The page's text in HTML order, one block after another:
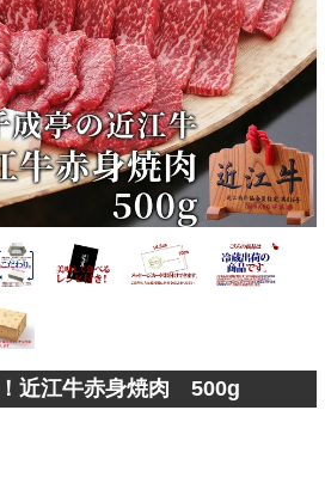
近江牛赤身焼肉 500g